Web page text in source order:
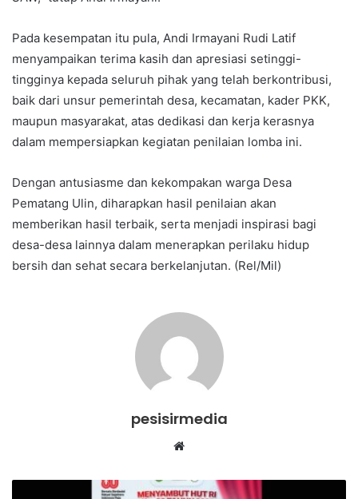
Pada kesempatan itu pula, Andi Irmayani Rudi Latif
menyampaikan terima kasih dan apresiasi setinggi-
tingginya kepada seluruh pihak yang telah berkontribusi,
baik dari unsur pemerintah desa, kecamatan, kader PKK,
maupun masyarakat, atas dedikasi dan kerja kerasnya
dalam mempersiapkan kegiatan penilaian lomba ini.
Dengan antusiasme dan kekompakan warga Desa
Pematang Ulin, diharapkan hasil penilaian akan
memberikan hasil terbaik, serta menjadi inspirasi bagi
desa-desa lainnya dalam menerapkan perilaku hidup
bersih dan sehat secara berkelanjutan. (Rel/Mil)
pesisirmedia
Website